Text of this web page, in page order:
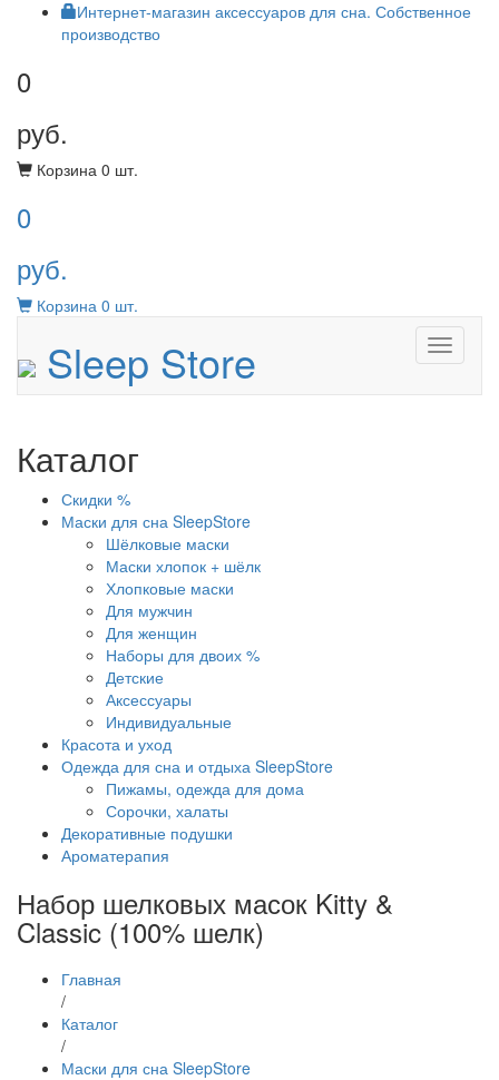
Интернет-магазин аксессуаров для сна. Собственное
производство
0
руб.
Корзина 0 шт.
0
руб.
Корзина 0 шт.
Menu
Sleep Store
Каталог
Скидки %
Маски для сна SleepStore
Шёлковые маски
Маски хлопок + шёлк
Хлопковые маски
Для мужчин
Для женщин
Наборы для двоих %
Детские
Аксессуары
Индивидуальные
Красота и уход
Одежда для сна и отдыха SleepStore
Пижамы, одежда для дома
Сорочки, халаты
Декоративные подушки
Ароматерапия
Набор шелковых масок Kitty &
Classic (100% шелк)
Главная
/
Каталог
/
Маски для сна SleepStore